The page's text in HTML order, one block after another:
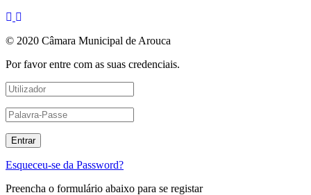
© 2020 Câmara Municipal de Arouca
Por favor entre com as suas credenciais.
Esqueceu-se da Password?
Preencha o formulário abaixo para se registar